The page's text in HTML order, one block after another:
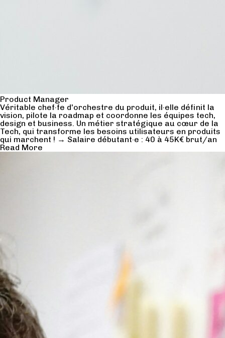
Product Manager
Véritable chef·fe d'orchestre du produit, il·elle définit la
vision, pilote la roadmap et coordonne les équipes tech,
design et business. Un métier stratégique au cœur de la
Tech, qui transforme les besoins utilisateurs en produits
qui marchent ! → Salaire débutant·e : 40 à 45K€ brut/an
Read More